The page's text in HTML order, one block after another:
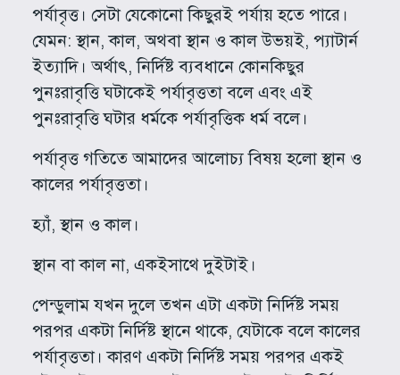
পর্যাবৃত্ত। সেটা যেকোনো কিছুরই পর্যায় হতে পারে।
যেমন: স্থান, কাল, অথবা স্থান ও কাল উভয়ই, প্যাটার্ন
ইত্যাদি। অর্থাৎ, নির্দিষ্ট ব্যবধানে কোনকিছুর
পুনঃরাবৃত্তি ঘটাকেই পর্যাবৃত্ততা বলে এবং এই
পুনঃরাবৃত্তি ঘটার ধর্মকে পর্যাবৃত্তিক ধর্ম বলে।
পর্যাবৃত্ত গতিতে আমাদের আলোচ্য বিষয় হলো স্থান ও
কালের পর্যাবৃত্ততা।
হ্যাঁ, স্থান ও কাল।
স্থান বা কাল না, একইসাথে দুইটাই।
পেন্ডুলাম যখন দুলে তখন এটা একটা নির্দিষ্ট সময়
পরপর একটা নির্দিষ্ট স্থানে থাকে, যেটাকে বলে কালের
পর্যাবৃত্ততা। কারণ একটা নির্দিষ্ট সময় পরপর একই